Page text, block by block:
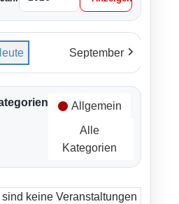
September
Allgemein
Alle
Kategorien
sind keine Veranstaltungen